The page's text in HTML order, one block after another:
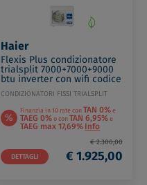
Haier
Flexis Plus condizionatore
trialsplit 7000+7000+9000
btu inverter con wifi codice
prod: AS20(20)(25)S2SF1FA
3U55S2SR3F
CONDIZIONATORI FISSI TRIALSPLIT
% Finanzia in 10 rate conTAN 0%e
TAEG 0%o conTAN 6,95%e
TAEG max 17,69%Info
DETTAGLI
€ 2.300,00
€ 1.925,00